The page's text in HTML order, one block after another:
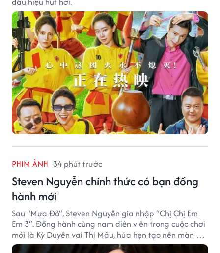
PHIM ẢNH 34 phút trước
Steven Nguyễn chính thức có bạn đồng
hành mới
Sau “Mưa Đỏ”, Steven Nguyễn gia nhập “Chị Chị Em
Em 3”. Đồng hành cùng nam diễn viên trong cuộc chơi
mới là Kỳ Duyên vai Thị Mầu, hứa hẹn tạo nên màn kết
hợp nhiều bất ngờ.